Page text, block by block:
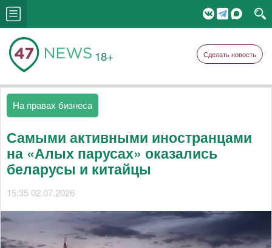
18+ Сделать новость
На правах бизнеса
Самыми активными иностранцами
на «Алых парусах» оказались
беларусы и китайцы
15:35 02.07.2026